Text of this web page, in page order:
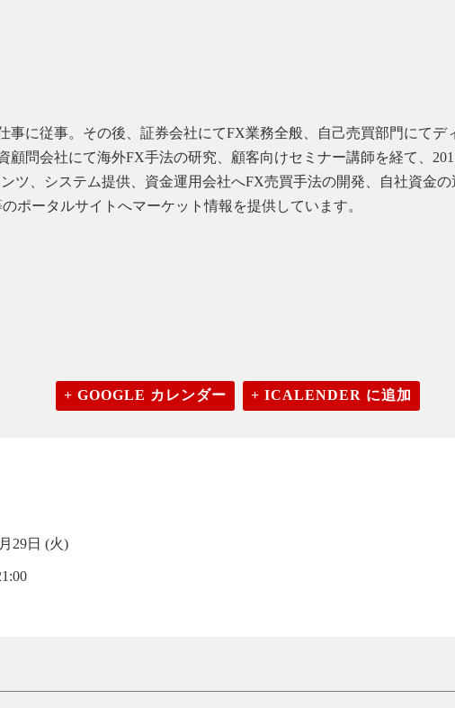
事に従事。その後、証券会社にてFX業務全般、自己売買部門にてデ
問会社にて海外FX手法の研究、顧客向けセミナー講師を経て、
ツ、システム提供、資金運用会社へFX売買手法の開発、自社資金
ポータルサイトへマーケット情報を提供しています。
+ GOOGLE カレンダー + ICALENDER に追加
29日 (火)